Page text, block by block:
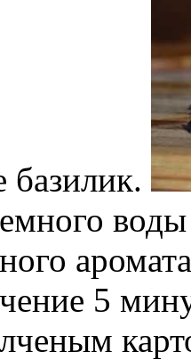
базилик.
5